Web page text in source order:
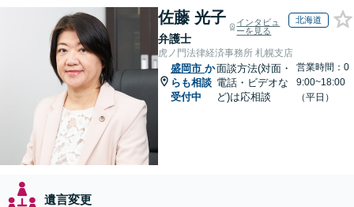
佐藤 光子
弁護士
インタビュ
ーを見る
北海道
虎ノ門法律経済事務所 札幌支店
盛岡市 か
らも相談
受付中
面談方法(対面・
電話・ビデオな
ど)は応相談
営業時間：0
9:00~18:00
（平日）
遺言変更